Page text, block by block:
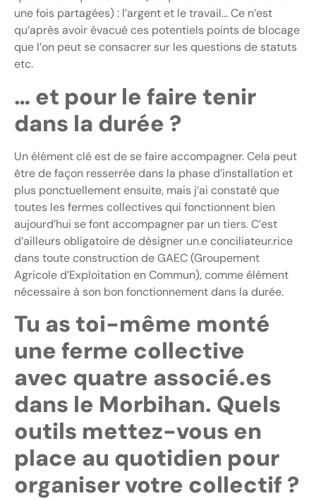
une fois partagées) : l’argent et le travail… Ce n’est
qu’après avoir évacué ces potentiels points de blocage
que l’on peut se consacrer sur les questions de statuts
etc.
… et pour le faire tenir
dans la durée ?
Un élément clé est de se faire accompagner. Cela peut
être de façon resserrée dans la phase d’installation et
plus ponctuellement ensuite, mais j’ai constaté que
toutes les fermes collectives qui fonctionnent bien
aujourd’hui se font accompagner par un tiers. C’est
d’ailleurs obligatoire de désigner un.e conciliateur.rice
dans toute construction de GAEC (Groupement
Agricole d’Exploitation en Commun), comme élément
nécessaire à son bon fonctionnement dans la durée.
Tu as toi-même monté
une ferme collective
avec quatre associé.es
dans le Morbihan. Quels
outils mettez-vous en
place au quotidien pour
organiser votre collectif ?